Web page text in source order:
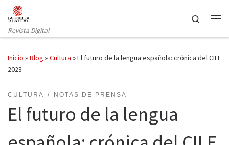
Saltar al contenido
Revista Digital
Search
Inicio »Blog »Cultura »El futuro de la lengua española: crónica del CILE
2023
CULTURA NOTAS DE PRENSA
El futuro de la lengua